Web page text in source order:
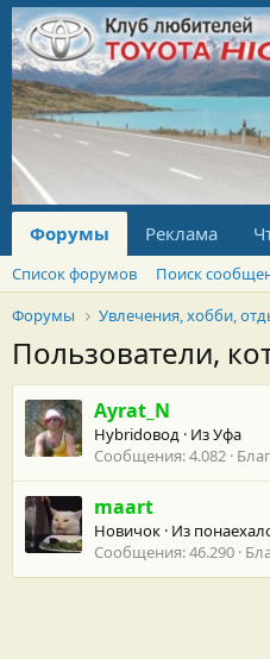
Форумы Реклама
Список форумов
Поиск
Форумы
Увлечения, хобби,
Пользователи,
Ayrat_N
Hybridовод · ИзУфа
Сообщения 4.082
maart
Новичок · Из
Сообщения 46.290